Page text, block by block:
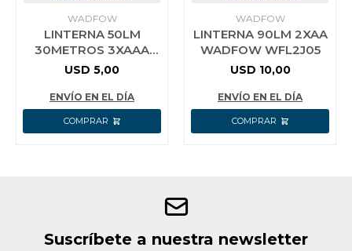
WADFOW
LINTERNA 50LM
30METROS 3XAAA
WADFOW WFL2J03
USD 5,00
ENVÍO EN EL DÍA
WADFOW
LINTERNA 90LM 2XAA
WADFOW WFL2J05
USD 10,00
ENVÍO EN EL DÍA
Suscríbete a nuestra newsletter